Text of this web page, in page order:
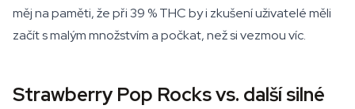
měj na paměti, že při 39 % THC by i zkušení uživatelé měli
začít s malým množstvím a počkat, než si vezmou víc.
Strawberry Pop Rocks vs. další silné